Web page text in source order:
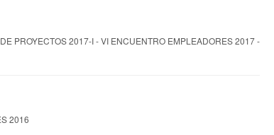
PROYECTOS 2017-I - VI ENCUENTRO EMPLEADORES 2017 -
2016